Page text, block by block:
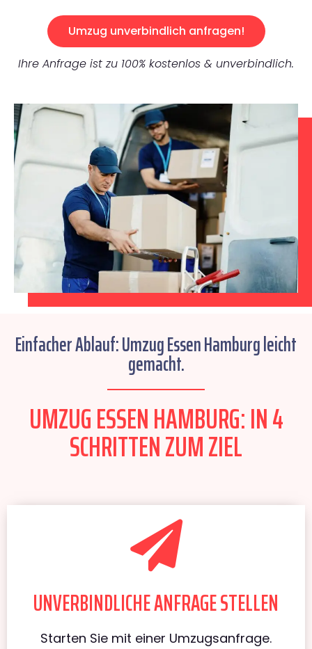
Umzug unverbindlich anfragen!
Ihre Anfrage ist zu 100% kostenlos & unverbindlich.
Einfacher Ablauf: Umzug Essen Hamburg leicht
gemacht.
UMZUG ESSEN HAMBURG: IN 4
SCHRITTEN ZUM ZIEL
UNVERBINDLICHE ANFRAGE STELLEN
Starten Sie mit einer Umzugsanfrage.